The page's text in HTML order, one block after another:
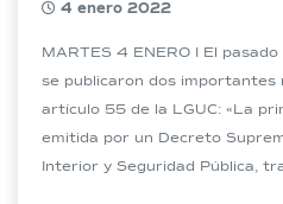
4 enero 2022
MARTES 4 ENERO I El
se publicaron dos importantes
artículo 55 de la LGUC: «La
emitida por un Decreto
Interior y Seguridad Pública,